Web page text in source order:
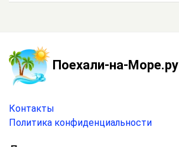
Поехали-на-Море.ру
Контакты
Политика конфиденциальности